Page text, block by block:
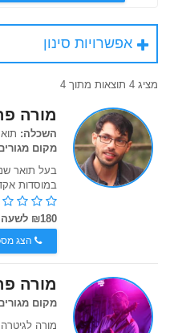
אפשרויות סינון
מציג 4 תוצאות מתוך 4
מורה
השכלה:
מקום
בעל תואר
במוסדות
₪180 לשעה
הצג
מורה
מקום
מורה